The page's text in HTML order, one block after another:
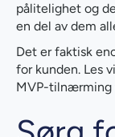
pålitelighet og
en del av dem
Det er faktisk
for kunden. Les
MVP-tilnærming